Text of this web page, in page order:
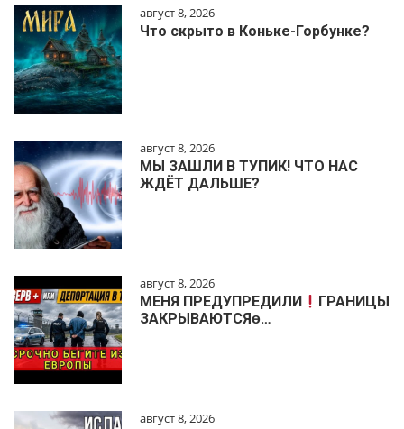
август 8, 2026
Что скрыто в Коньке-Горбунке?
август 8, 2026
МЫ ЗАШЛИ В ТУПИК! ЧТО НАС
ЖДЁТ ДАЛЬШЕ?
август 8, 2026
МЕНЯ ПРЕДУПРЕДИЛИ
ГРАНИЦЫ
ЗАКРЫВАЮТСЯɵ…
август 8, 2026